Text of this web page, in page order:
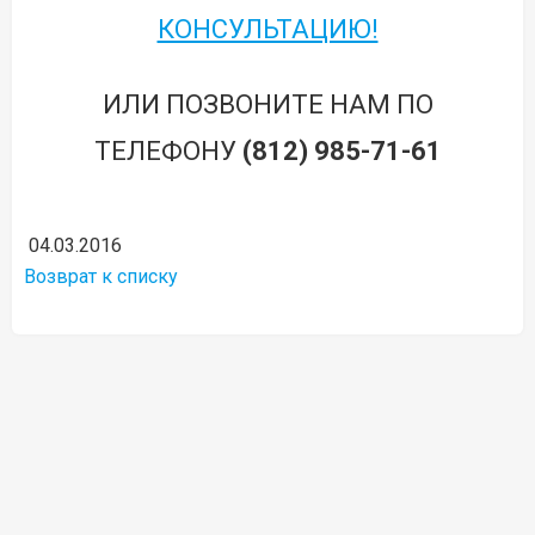
КОНСУЛЬТАЦИЮ!
ИЛИ ПОЗВОНИТЕ НАМ ПО
ТЕЛЕФОНУ (812) 985-71-61
04.03.2016
Возврат к списку